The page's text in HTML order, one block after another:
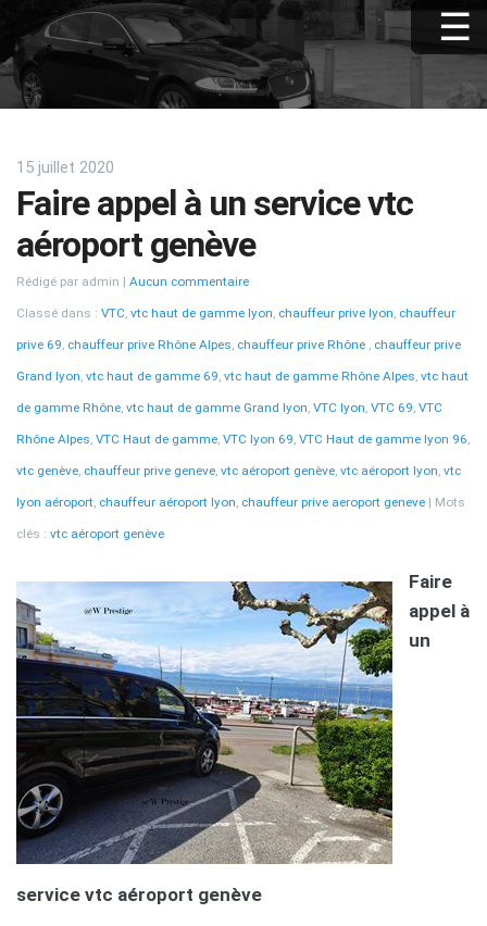
15 juillet 2020
Faire appel à un service vtc
aéroport genève
Rédigé par admin Aucun commentaire
Classé dans : VTC, vtc haut de gamme lyon, chauffeur prive lyon, chauffeur
prive 69, chauffeur prive Rhône Alpes, chauffeur prive Rhône , chauffeur prive
Grand lyon, vtc haut de gamme 69, vtc haut de gamme Rhône Alpes, vtc haut
de gamme Rhône, vtc haut de gamme Grand lyon, VTC lyon, VTC 69, VTC
Rhône Alpes, VTC Haut de gamme, VTC lyon 69, VTC Haut de gamme lyon 96,
vtc genève, chauffeur prive geneve, vtc aéroport genève, vtc aéroport lyon, vtc
lyon aéroport, chauffeur aéroport lyon, chauffeur prive aeroport geneve Mots
clés : vtc aéroport genève
Faire
appel à
un
service vtc aéroport genève